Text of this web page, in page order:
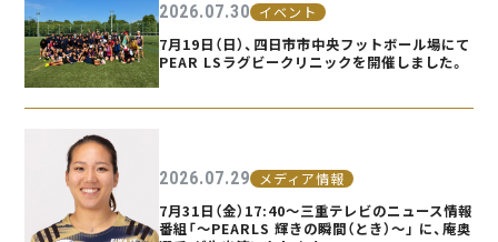
2026.07.30 イベント
7月19日（日）、四日市市中央フットボール場にて
PEAR LSラグビークリニックを開催しました。
2026.07.29 メディア情報
7月31日（金）17:40〜三重テレビのニュース情報
番組「〜PEARLS 輝きの瞬間（とき）〜」 に、庵奥